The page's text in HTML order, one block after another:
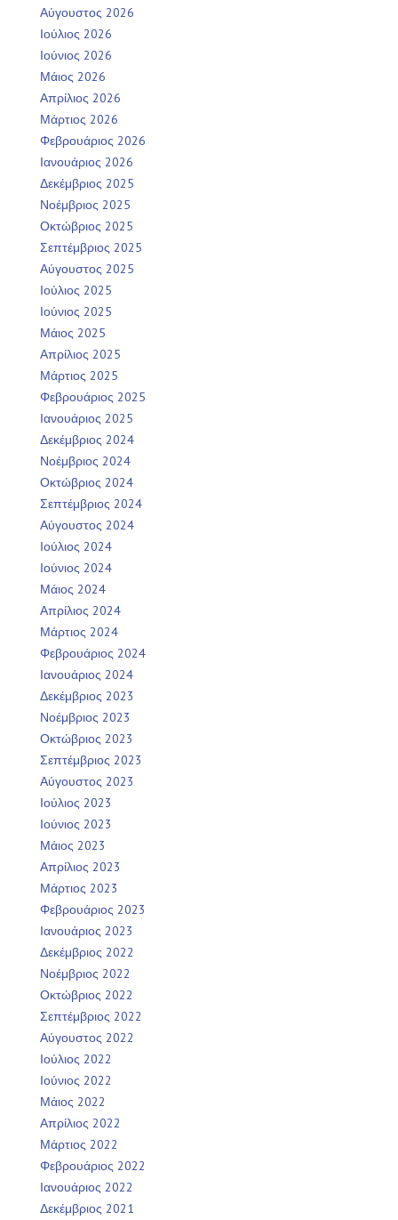
Αύγουστος 2026
Ιούλιος 2026
Ιούνιος 2026
Μάιος 2026
Απρίλιος 2026
Μάρτιος 2026
Φεβρουάριος 2026
Ιανουάριος 2026
Δεκέμβριος 2025
Νοέμβριος 2025
Οκτώβριος 2025
Σεπτέμβριος 2025
Αύγουστος 2025
Ιούλιος 2025
Ιούνιος 2025
Μάιος 2025
Απρίλιος 2025
Μάρτιος 2025
Φεβρουάριος 2025
Ιανουάριος 2025
Δεκέμβριος 2024
Νοέμβριος 2024
Οκτώβριος 2024
Σεπτέμβριος 2024
Αύγουστος 2024
Ιούλιος 2024
Ιούνιος 2024
Μάιος 2024
Απρίλιος 2024
Μάρτιος 2024
Φεβρουάριος 2024
Ιανουάριος 2024
Δεκέμβριος 2023
Νοέμβριος 2023
Οκτώβριος 2023
Σεπτέμβριος 2023
Αύγουστος 2023
Ιούλιος 2023
Ιούνιος 2023
Μάιος 2023
Απρίλιος 2023
Μάρτιος 2023
Φεβρουάριος 2023
Ιανουάριος 2023
Δεκέμβριος 2022
Νοέμβριος 2022
Οκτώβριος 2022
Σεπτέμβριος 2022
Αύγουστος 2022
Ιούλιος 2022
Ιούνιος 2022
Μάιος 2022
Απρίλιος 2022
Μάρτιος 2022
Φεβρουάριος 2022
Ιανουάριος 2022
Δεκέμβριος 2021